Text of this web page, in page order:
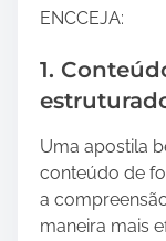
ENCCEJA:
1.
Uma apostila
conteúdo de
a
maneira mais